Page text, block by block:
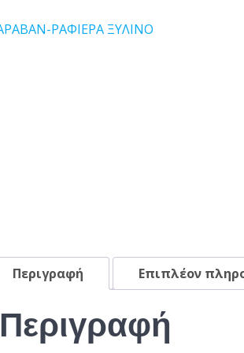
Περιγραφή Επιπλέον
Περιγραφή